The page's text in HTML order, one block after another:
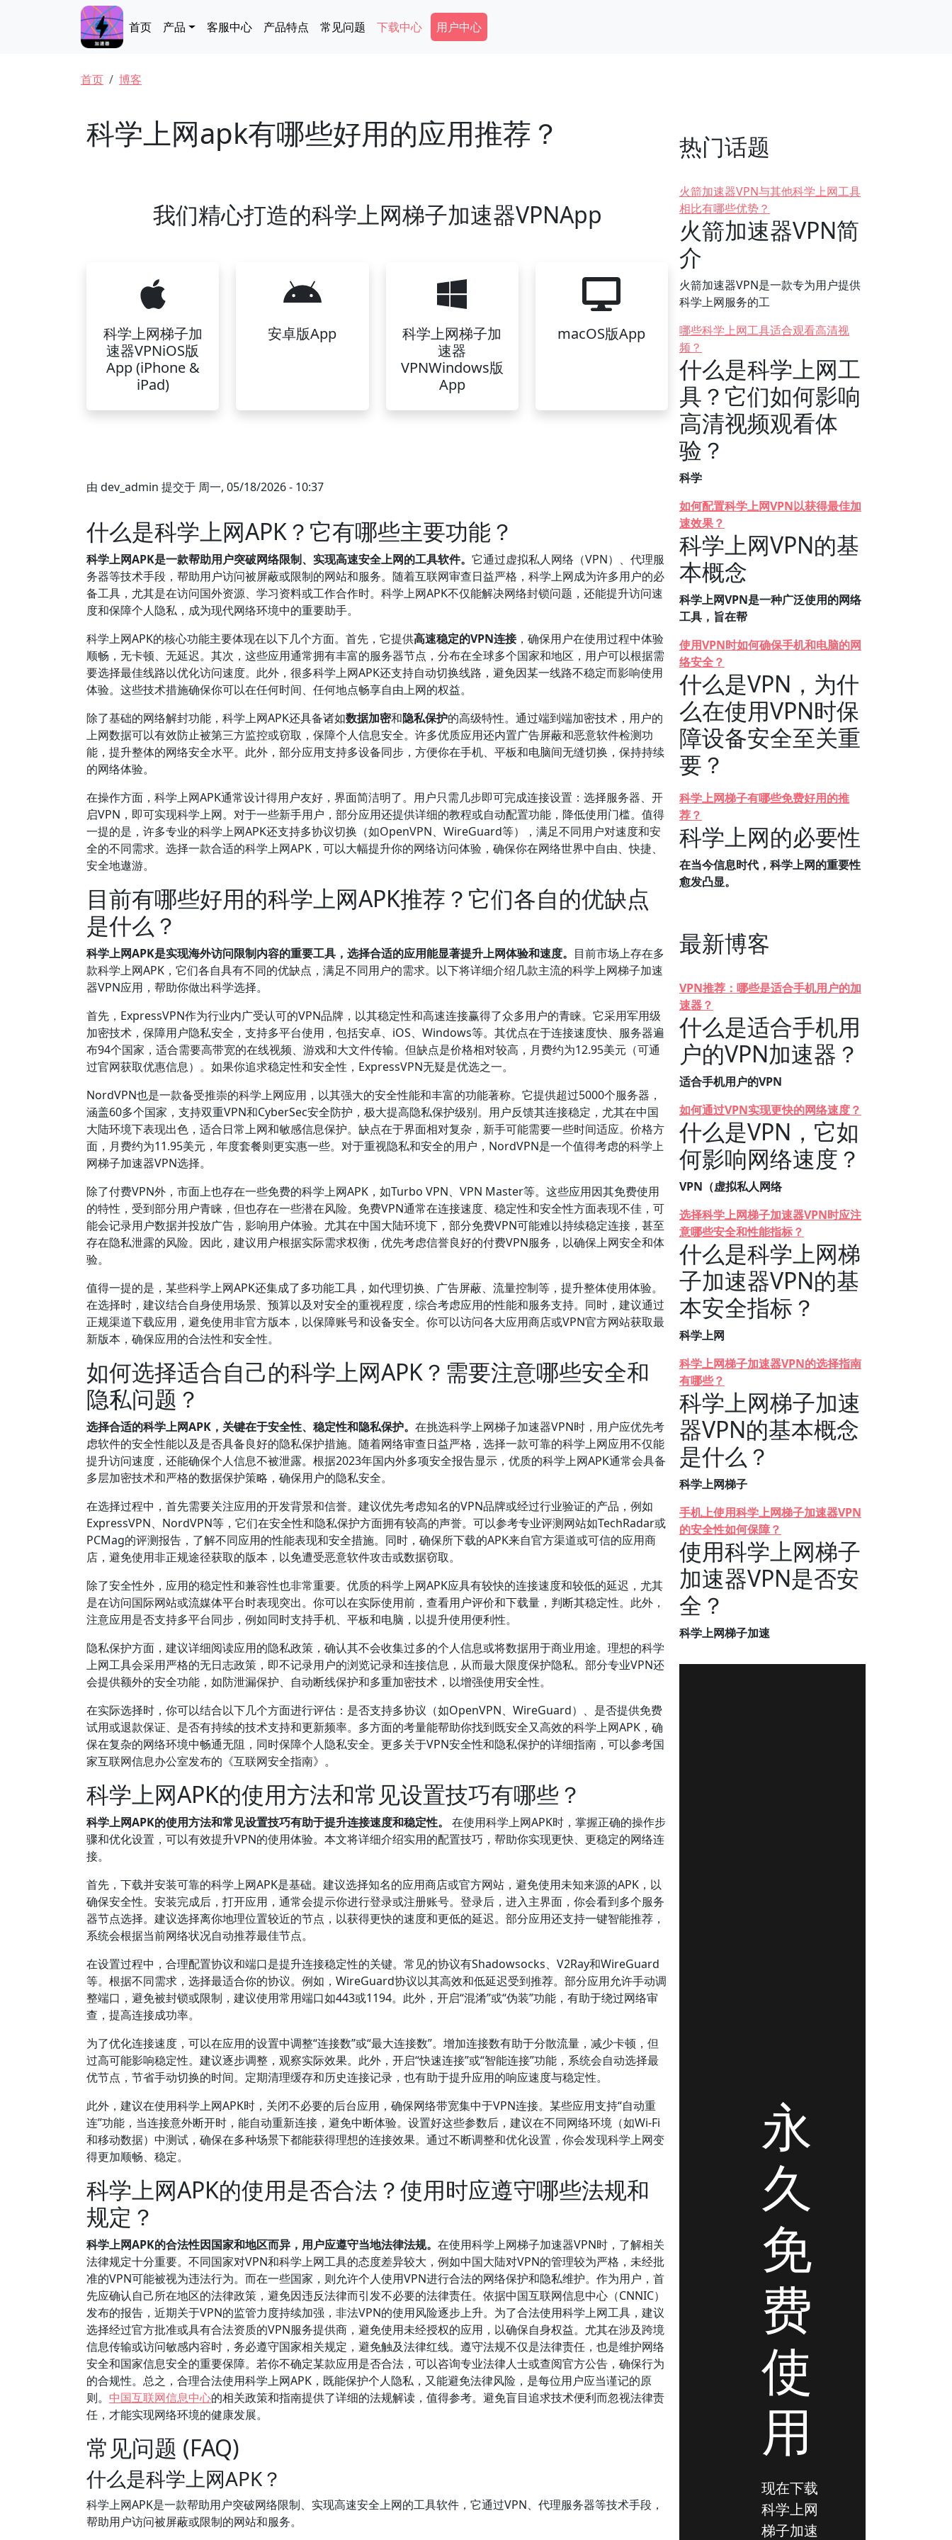
Main navigation
首页 产品 客服中心 产品特点 常见问题 下载中心 Secondary Menu
用户中心
面包屑
首页 博客
科学上网apk有哪些好用的应用推荐？
我们精心打造的科学上网梯子加速器VPNApp
科学上网梯子加
速器VPNiOS版
App (iPhone &
iPad)
安卓版App
科学上网梯子加
速器
VPNWindows版
App
macOS版App
由 dev_admin 提交于 周一, 05/18/2026 - 10:37
什么是科学上网APK？它有哪些主要功能？
科学上网APK是一款帮助用户突破网络限制、实现高速安全上网的工具软件。 它通过虚拟私人网络（VPN）、代理服
务器等技术手段，帮助用户访问被屏蔽或限制的网站和服务。随着互联网审查日益严格，科学上网成为许多用户的必
备工具，尤其是在访问国外资源、学习资料或工作合作时。科学上网APK不仅能解决网络封锁问题，还能提升访问速
度和保障个人隐私，成为现代网络环境中的重要助手。
科学上网APK的核心功能主要体现在以下几个方面。首先，它提供高速稳定的VPN连接，确保用户在使用过程中体验
顺畅，无卡顿、无延迟。其次，这些应用通常拥有丰富的服务器节点，分布在全球多个国家和地区，用户可以根据需
要选择最佳线路以优化访问速度。此外，很多科学上网APK还支持自动切换线路，避免因某一线路不稳定而影响使用
体验。这些技术措施确保你可以在任何时间、任何地点畅享自由上网的权益。
除了基础的网络解封功能，科学上网APK还具备诸如数据加密和隐私保护的高级特性。通过端到端加密技术，用户的
上网数据可以有效防止被第三方监控或窃取，保障个人信息安全。许多优质应用还内置广告屏蔽和恶意软件检测功
能，提升整体的网络安全水平。此外，部分应用支持多设备同步，方便你在手机、平板和电脑间无缝切换，保持持续
的网络体验。
在操作方面，科学上网APK通常设计得用户友好，界面简洁明了。用户只需几步即可完成连接设置：选择服务器、开
启VPN，即可实现科学上网。对于一些新手用户，部分应用还提供详细的教程或自动配置功能，降低使用门槛。值得
一提的是，许多专业的科学上网APK还支持多协议切换（如OpenVPN、WireGuard等），满足不同用户对速度和安
全的不同需求。选择一款合适的科学上网APK，可以大幅提升你的网络访问体验，确保你在网络世界中自由、快捷、
安全地遨游。
目前有哪些好用的科学上网APK推荐？它们各自的优缺点
是什么？
科学上网APK是实现海外访问限制内容的重要工具，选择合适的应用能显著提升上网体验和速度。 目前市场上存在多
款科学上网APK，它们各自具有不同的优缺点，满足不同用户的需求。以下将详细介绍几款主流的科学上网梯子加速
器VPN应用，帮助你做出科学选择。
首先，ExpressVPN作为行业内广受认可的VPN品牌，以其稳定性和高速连接赢得了众多用户的青睐。它采用军用级
加密技术，保障用户隐私安全，支持多平台使用，包括安卓、iOS、Windows等。其优点在于连接速度快、服务器遍
布94个国家，适合需要高带宽的在线视频、游戏和大文件传输。但缺点是价格相对较高，月费约为12.95美元（可通
过官网获取优惠信息）。如果你追求稳定性和安全性，ExpressVPN无疑是优选之一。
NordVPN也是一款备受推崇的科学上网应用，以其强大的安全性能和丰富的功能著称。它提供超过5000个服务器，
涵盖60多个国家，支持双重VPN和CyberSec安全防护，极大提高隐私保护级别。用户反馈其连接稳定，尤其在中国
大陆环境下表现出色，适合日常上网和敏感信息保护。缺点在于界面相对复杂，新手可能需要一些时间适应。价格方
面，月费约为11.95美元，年度套餐则更实惠一些。对于重视隐私和安全的用户，NordVPN是一个值得考虑的科学上
网梯子加速器VPN选择。
除了付费VPN外，市面上也存在一些免费的科学上网APK，如Turbo VPN、VPN Master等。这些应用因其免费使用
的特性，受到部分用户青睐，但也存在一些潜在风险。免费VPN通常在连接速度、稳定性和安全性方面表现不佳，可
能会记录用户数据并投放广告，影响用户体验。尤其在中国大陆环境下，部分免费VPN可能难以持续稳定连接，甚至
存在隐私泄露的风险。因此，建议用户根据实际需求权衡，优先考虑信誉良好的付费VPN服务，以确保上网安全和体
验。
值得一提的是，某些科学上网APK还集成了多功能工具，如代理切换、广告屏蔽、流量控制等，提升整体使用体验。
在选择时，建议结合自身使用场景、预算以及对安全的重视程度，综合考虑应用的性能和服务支持。同时，建议通过
正规渠道下载应用，避免使用非官方版本，以保障账号和设备安全。你可以访问各大应用商店或VPN官方网站获取最
新版本，确保应用的合法性和安全性。
如何选择适合自己的科学上网APK？需要注意哪些安全和
隐私问题？
选择合适的科学上网APK，关键在于安全性、稳定性和隐私保护。 在挑选科学上网梯子加速器VPN时，用户应优先考
虑软件的安全性能以及是否具备良好的隐私保护措施。随着网络审查日益严格，选择一款可靠的科学上网应用不仅能
提升访问速度，还能确保个人信息不被泄露。根据2023年国内外多项安全报告显示，优质的科学上网APK通常会具备
多层加密技术和严格的数据保护策略，确保用户的隐私安全。
在选择过程中，首先需要关注应用的开发背景和信誉。建议优先考虑知名的VPN品牌或经过行业验证的产品，例如
ExpressVPN、NordVPN等，它们在安全性和隐私保护方面拥有较高的声誉。可以参考专业评测网站如TechRadar或
PCMag的评测报告，了解不同应用的性能表现和安全措施。同时，确保所下载的APK来自官方渠道或可信的应用商
店，避免使用非正规途径获取的版本，以免遭受恶意软件攻击或数据窃取。
除了安全性外，应用的稳定性和兼容性也非常重要。优质的科学上网APK应具有较快的连接速度和较低的延迟，尤其
是在访问国际网站或流媒体平台时表现突出。你可以在实际使用前，查看用户评价和下载量，判断其稳定性。此外，
注意应用是否支持多平台同步，例如同时支持手机、平板和电脑，以提升使用便利性。
隐私保护方面，建议详细阅读应用的隐私政策，确认其不会收集过多的个人信息或将数据用于商业用途。理想的科学
上网工具会采用严格的无日志政策，即不记录用户的浏览记录和连接信息，从而最大限度保护隐私。部分专业VPN还
会提供额外的安全功能，如防泄漏保护、自动断线保护和多重加密技术，以增强使用安全性。
在实际选择时，你可以结合以下几个方面进行评估：是否支持多协议（如OpenVPN、WireGuard）、是否提供免费
试用或退款保证、是否有持续的技术支持和更新频率。多方面的考量能帮助你找到既安全又高效的科学上网APK，确
保在复杂的网络环境中畅通无阻，同时保障个人隐私安全。更多关于VPN安全性和隐私保护的详细指南，可以参考国
家互联网信息办公室发布的《互联网安全指南》。
科学上网APK的使用方法和常见设置技巧有哪些？
科学上网APK的使用方法和常见设置技巧有助于提升连接速度和稳定性。
在使用科学上网APK时，掌握正确的操作步
骤和优化设置，可以有效提升VPN的使用体验。本文将详细介绍实用的配置技巧，帮助你实现更快、更稳定的网络连
接。
首先，下载并安装可靠的科学上网APK是基础。建议选择知名的应用商店或官方网站，避免使用未知来源的APK，以
确保安全性。安装完成后，打开应用，通常会提示你进行登录或注册账号。登录后，进入主界面，你会看到多个服务
器节点选择。建议选择离你地理位置较近的节点，以获得更快的速度和更低的延迟。部分应用还支持一键智能推荐，
系统会根据当前网络状况自动推荐最佳节点。
在设置过程中，合理配置协议和端口是提升连接稳定性的关键。常见的协议有Shadowsocks、V2Ray和WireGuard
等。根据不同需求，选择最适合你的协议。例如，WireGuard协议以其高效和低延迟受到推荐。部分应用允许手动调
整端口，避免被封锁或限制，建议使用常用端口如443或1194。此外，开启“混淆”或“伪装”功能，有助于绕过网络审
查，提高连接成功率。
为了优化连接速度，可以在应用的设置中调整“连接数”或“最大连接数”。增加连接数有助于分散流量，减少卡顿，但
过高可能影响稳定性。建议逐步调整，观察实际效果。此外，开启“快速连接”或“智能连接”功能，系统会自动选择最
优节点，节省手动切换的时间。定期清理缓存和历史连接记录，也有助于提升应用的响应速度与稳定性。
此外，建议在使用科学上网APK时，关闭不必要的后台应用，确保网络带宽集中于VPN连接。某些应用支持“自动重
连”功能，当连接意外断开时，能自动重新连接，避免中断体验。设置好这些参数后，建议在不同网络环境（如Wi-Fi
和移动数据）中测试，确保在多种场景下都能获得理想的连接效果。通过不断调整和优化设置，你会发现科学上网变
得更加顺畅、稳定。
科学上网APK的使用是否合法？使用时应遵守哪些法规和
规定？
科学上网APK的合法性因国家和地区而异，用户应遵守当地法律法规。 在使用科学上网梯子加速器VPN时，了解相关
法律规定十分重要。不同国家对VPN和科学上网工具的态度差异较大，例如中国大陆对VPN的管理较为严格，未经批
准的VPN可能被视为违法行为。而在一些国家，则允许个人使用VPN进行合法的网络保护和隐私维护。作为用户，首
先应确认自己所在地区的法律政策，避免因违反法律而引发不必要的法律责任。依据中国互联网信息中心（CNNIC）
发布的报告，近期关于VPN的监管力度持续加强，非法VPN的使用风险逐步上升。为了合法使用科学上网工具，建议
选择经过官方批准或具有合法资质的VPN服务提供商，避免使用未经授权的应用，以确保自身权益。尤其在涉及跨境
信息传输或访问敏感内容时，务必遵守国家相关规定，避免触及法律红线。遵守法规不仅是法律责任，也是维护网络
安全和国家信息安全的重要保障。若你不确定某款应用是否合法，可以咨询专业法律人士或查阅官方公告，确保行为
的合规性。总之，合理合法使用科学上网APK，既能保护个人隐私，又能避免法律风险，是每位用户应当谨记的原
则。 中国互联网信息中心的相关政策和指南提供了详细的法规解读，值得参考。避免盲目追求技术便利而忽视法律责
任，才能实现网络环境的健康发展。
常见问题 (FAQ)
什么是科学上网APK？
科学上网APK是一款帮助用户突破网络限制、实现高速安全上网的工具软件，它通过VPN、代理服务器等技术手段，
帮助用户访问被屏蔽或限制的网站和服务。
热门话题
火箭加速器VPN与其他科学上网工具
相比有哪些优势？
火箭加速器VPN简
介
火箭加速器VPN是一款专为用户提供
科学上网服务的工
哪些科学上网工具适合观看高清视
频？
什么是科学上网工
具？它们如何影响
高清视频观看体
验？
科学
如何配置科学上网VPN以获得最佳加
速效果？
科学上网VPN的基
本概念
科学上网VPN是一种广泛使用的网络
工具，旨在帮
使用VPN时如何确保手机和电脑的网
络安全？
什么是VPN，为什
么在使用VPN时保
障设备安全至关重
要？
科学上网梯子有哪些免费好用的推
荐？
科学上网的必要性
在当今信息时代，科学上网的重要性
愈发凸显。
最新博客
VPN推荐：哪些是适合手机用户的加
速器？
什么是适合手机用
户的VPN加速器？
适合手机用户的VPN
如何通过VPN实现更快的网络速度？
什么是VPN，它如
何影响网络速度？
VPN（虚拟私人网络
选择科学上网梯子加速器VPN时应注
意哪些安全和性能指标？
什么是科学上网梯
子加速器VPN的基
本安全指标？
科学上网
科学上网梯子加速器VPN的选择指南
有哪些？
科学上网梯子加速
器VPN的基本概念
是什么？
科学上网梯子
手机上使用科学上网梯子加速器VPN
的安全性如何保障？
使用科学上网梯子
加速器VPN是否安
全？
科学上网梯子加速
永
久
免
费
使
用
现在下载
科学上网
梯子加速